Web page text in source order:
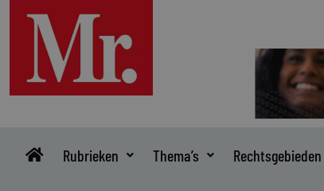
inhoud
Rubrieken Thema’s Rechtsgebieden